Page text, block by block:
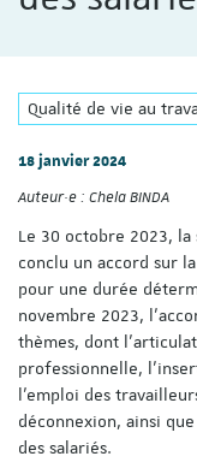
Qualité de vie au
18 janvier 2024
Auteur·e : Chela BINDA
Le 30 octobre 2023, la
conclu un accord sur
pour une durée
novembre 2023,
thèmes, dont
professionnelle,
l’emploi des
déconnexion, ainsi
des salariés.